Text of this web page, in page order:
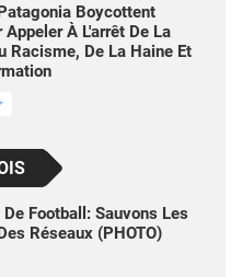
Boycottent
Appeler À L'arrêt De La
Racisme, De La Haine Et
Football: Sauvons Les
Réseaux (PHOTO)